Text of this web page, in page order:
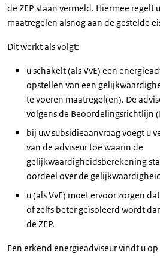
de ZEP staan vermeld. Hiermee regelt
maatregelen alsnog aan de gestelde
Dit werkt als volgt:
u schakelt (als VvE) een
opstellen van een
te voeren maatregel(en). De
volgens de Beoordelingsrichtlijn
bij uw subsidieaanvraag voegt u
van de adviseur toe waarin de
gelijkwaardigheidsberekening
oordeel over de
u (als VvE) moet ervoor zorgen
of zelfs beter geïsoleerd wordt
de ZEP.
Een erkend energieadviseur vindt u